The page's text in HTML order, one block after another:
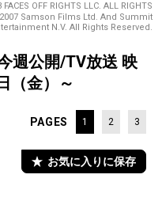
OFF RIGHTS LLC. ALL RIGHTS
Samson Films Ltd. And Summit
N.V. All Rights Reserved.
週公開/TV放送 映
（金）～
PAGES 1 2 3
お気に入りに保存